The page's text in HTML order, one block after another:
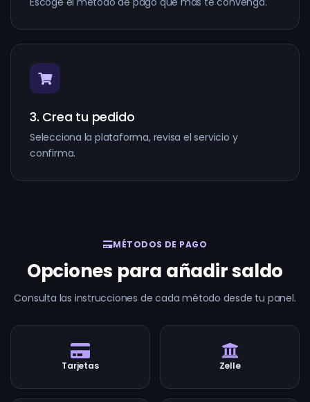
3. Crea tu pedido
Selecciona la plataforma, revisa el servicio y
confirma.
MÉTODOS DE PAGO
Opciones para añadir saldo
Consulta las instrucciones de cada método desde tu panel.
Tarjetas Zelle